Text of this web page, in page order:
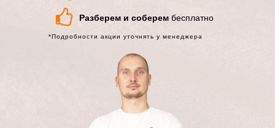
Разберем и соберем бесплатно
*Подробности акции уточнять у менеджера